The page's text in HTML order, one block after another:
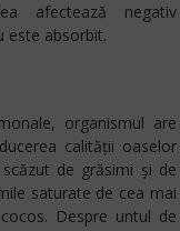
afectează negativ
este absorbit.
organismul are
calității oaselor
de grăsimi și de
saturate de cea mai
Despre untul de